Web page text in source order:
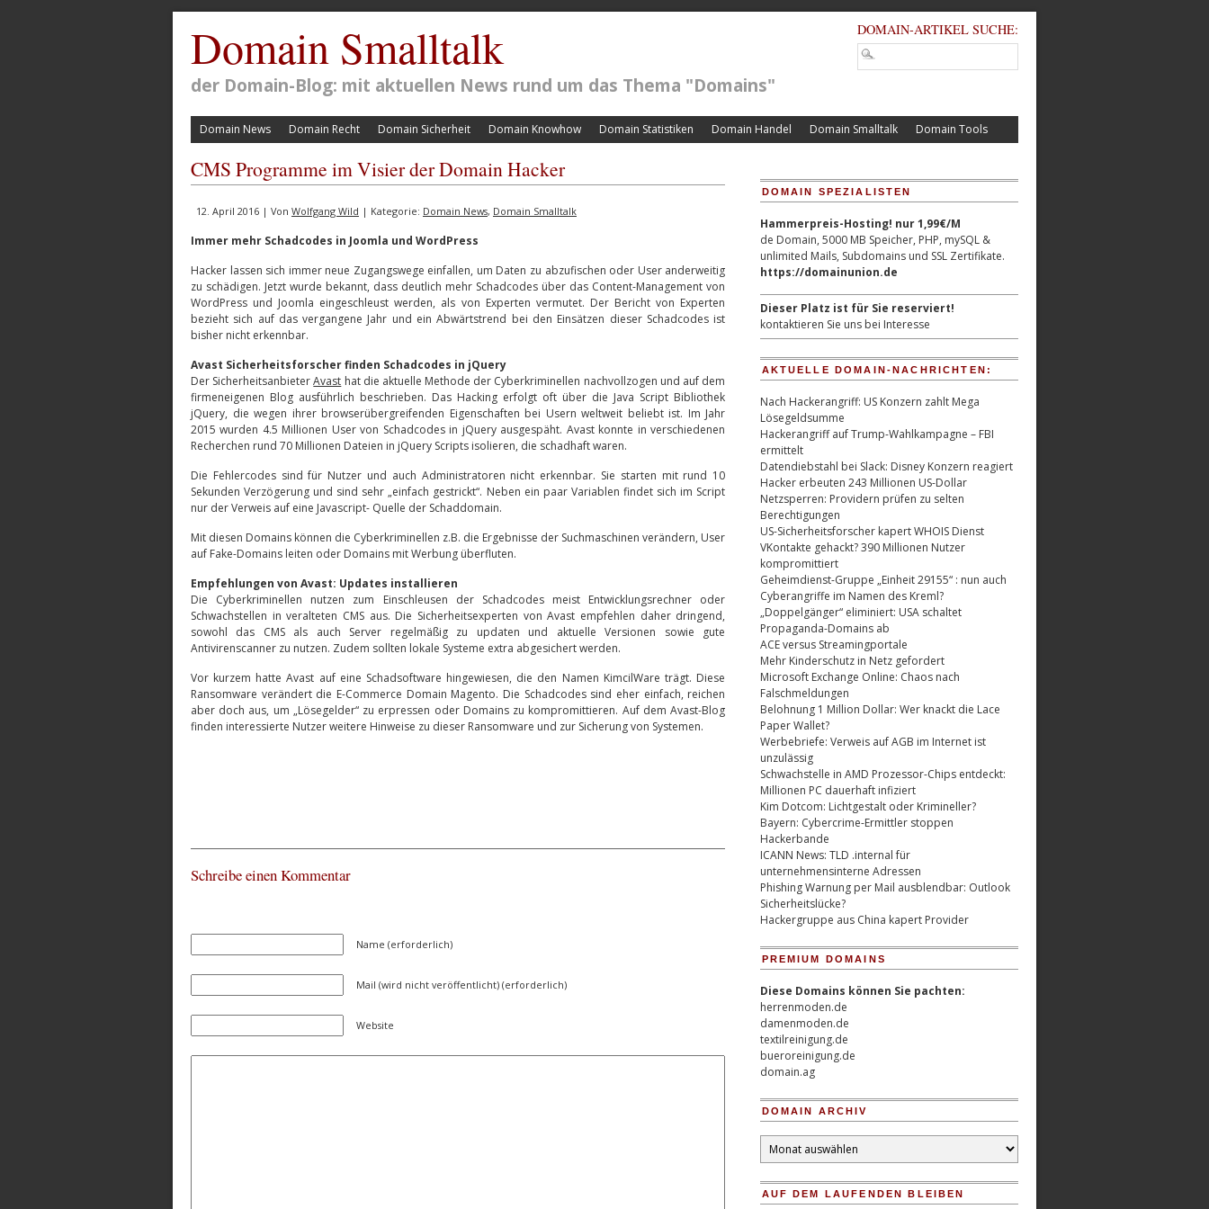
Domain Smalltalk
der Domain-Blog: mit aktuellen News rund um das Thema "Domains"
DOMAIN-ARTIKEL SUCHE:
Domain News Domain Recht Domain Sicherheit Domain Knowhow Domain Statistiken Domain Handel Domain Smalltalk Domain Tools
CMS Programme im Visier der Domain Hacker
12. April 2016 | Von Wolfgang Wild | Kategorie: Domain News, Domain Smalltalk
Immer mehr Schadcodes in Joomla und WordPress
Hacker lassen sich immer neue Zugangswege einfallen, um Daten zu abzufischen oder User anderweitig
zu schädigen. Jetzt wurde bekannt, dass deutlich mehr Schadcodes über das Content-Management von
WordPress und Joomla eingeschleust werden, als von Experten vermutet. Der Bericht von Experten
bezieht sich auf das vergangene Jahr und ein Abwärtstrend bei den Einsätzen dieser Schadcodes ist
bisher nicht erkennbar.
Avast Sicherheitsforscher finden Schadcodes in jQuery
Der SicherheitsanbieterAvast hat die aktuelle Methode der Cyberkriminellen nachvollzogen und auf dem
firmeneigenen Blog ausführlich beschrieben. Das Hacking erfolgt oft über die Java Script Bibliothek
jQuery, die wegen ihrer browserübergreifenden Eigenschaften bei Usern weltweit beliebt ist. Im Jahr
2015 wurden 4.5 Millionen User von Schadcodes in jQuery ausgespäht. Avast konnte in verschiedenen
Recherchen rund 70 Millionen Dateien in jQuery Scripts isolieren, die schadhaft waren.
Die Fehlercodes sind für Nutzer und auch Administratoren nicht erkennbar. Sie starten mit rund 10
Sekunden Verzögerung und sind sehr „einfach gestrickt“. Neben ein paar Variablen findet sich im Script
nur der Verweis auf eine Javascript- Quelle der Schaddomain.
Mit diesen Domains können die Cyberkriminellen z.B. die Ergebnisse der Suchmaschinen verändern, User
auf Fake-Domains leiten oder Domains mit Werbung überfluten.
Empfehlungen von Avast: Updates installieren
Die Cyberkriminellen nutzen zum Einschleusen der Schadcodes meist Entwicklungsrechner oder
Schwachstellen in veralteten CMS aus. Die Sicherheitsexperten von Avast empfehlen daher dringend,
sowohl das CMS als auch Server regelmäßig zu updaten und aktuelle Versionen sowie gute
Antivirenscanner zu nutzen. Zudem sollten lokale Systeme extra abgesichert werden.
Vor kurzem hatte Avast auf eine Schadsoftware hingewiesen, die den Namen KimcilWare trägt. Diese
Ransomware verändert die E-Commerce Domain Magento. Die Schadcodes sind eher einfach, reichen
aber doch aus, um „Lösegelder“ zu erpressen oder Domains zu kompromittieren. Auf dem Avast-Blog
finden interessierte Nutzer weitere Hinweise zu dieser Ransomware und zur Sicherung von Systemen.
Schreibe einen Kommentar
Name (erforderlich)
Mail (wird nicht veröffentlicht) (erforderlich)
Website
DOMAIN SPEZIALISTEN
Hammerpreis-Hosting! nur 1,99€/M
de Domain, 5000 MB Speicher, PHP, mySQL &
unlimited Mails, Subdomains und SSL Zertifikate.
https://domainunion.de
Dieser Platz ist für Sie reserviert!
kontaktieren Sie uns bei Interesse
AKTUELLE DOMAIN-NACHRICHTEN:
Nach Hackerangriff: US Konzern zahlt Mega
Lösegeldsumme
Hackerangriff auf Trump-Wahlkampagne – FBI
ermittelt
Datendiebstahl bei Slack: Disney Konzern reagiert
Hacker erbeuten 243 Millionen US-Dollar
Netzsperren: Providern prüfen zu selten
Berechtigungen
US-Sicherheitsforscher kapert WHOIS Dienst
VKontakte gehackt? 390 Millionen Nutzer
kompromittiert
Geheimdienst-Gruppe „Einheit 29155“ : nun auch
Cyberangriffe im Namen des Kreml?
„Doppelgänger“ eliminiert: USA schaltet
Propaganda-Domains ab
ACE versus Streamingportale
Mehr Kinderschutz in Netz gefordert
Microsoft Exchange Online: Chaos nach
Falschmeldungen
Belohnung 1 Million Dollar: Wer knackt die Lace
Paper Wallet?
Werbebriefe: Verweis auf AGB im Internet ist
unzulässig
Schwachstelle in AMD Prozessor-Chips entdeckt:
Millionen PC dauerhaft infiziert
Kim Dotcom: Lichtgestalt oder Krimineller?
Bayern: Cybercrime-Ermittler stoppen
Hackerbande
ICANN News: TLD .internal für
unternehmensinterne Adressen
Phishing Warnung per Mail ausblendbar: Outlook
Sicherheitslücke?
Hackergruppe aus China kapert Provider
PREMIUM DOMAINS
Diese Domains können Sie pachten:
herrenmoden.de
damenmoden.de
textilreinigung.de
bueroreinigung.de
domain.ag
DOMAIN ARCHIV
Domain
Archiv
AUF DEM LAUFENDEN BLEIBEN